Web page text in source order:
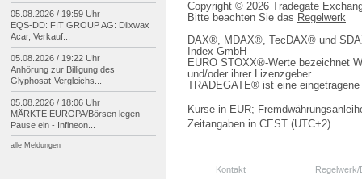
Copyright © 2026 Tradegate
Bitte beachten Sie das Regelwerk
DAX®, MDAX®, TecDAX® und
Index GmbH
EURO STOXX®-Werte bezeichnet
und/oder ihrer Lizenzgeber
TRADEGATE® ist eine
Kurse in EUR;
Zeitangaben in CEST (UTC+2)
Kontakt
05.08.2026 / 19:59 Uhr
EQS-DD: FIT GROUP AG: Dilxwax
Acar, Verkauf...
05.08.2026 / 19:22 Uhr
Anhörung zur Billigung des
Glyphosat-Vergleichs...
05.08.2026 / 18:06 Uhr
MÄRKTE EUROPA/Börsen legen
Pause ein - Infineon...
alle Meldungen